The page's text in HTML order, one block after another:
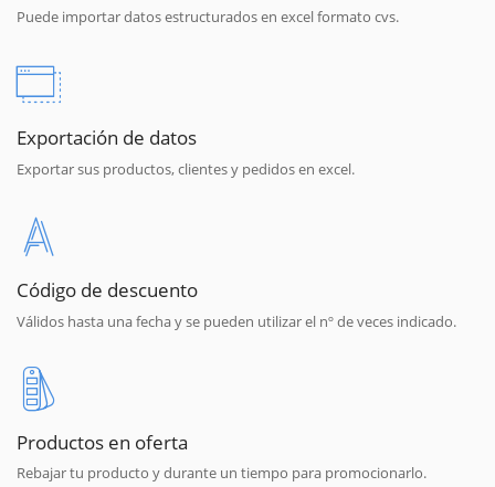
Puede importar datos estructurados en excel formato cvs.
Exportación de datos
Exportar sus productos, clientes y pedidos en excel.
Código de descuento
Válidos hasta una fecha y se pueden utilizar el nº de veces indicado.
Productos en oferta
Rebajar tu producto y durante un tiempo para promocionarlo.